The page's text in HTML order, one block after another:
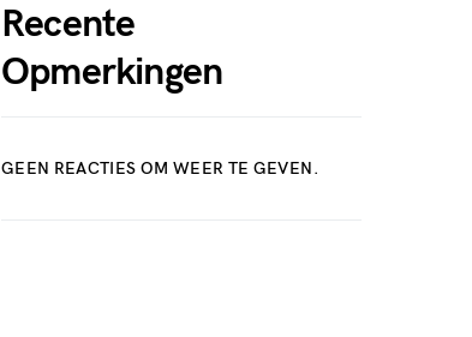
Recente
Opmerkingen
GEEN REACTIES OM WEER TE GEVEN.